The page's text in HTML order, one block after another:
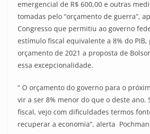
emergencial de R$ 600,00 e outras
tomadas pelo “orçamento de guerra”,
Congresso que permitiu ao governo
estímulo fiscal equivalente a 8% do
orçamento de 2021 a proposta de
essa excepcionalidade.
“ O orçamento do governo para o
vir a ser 8% menor do que o deste ano.
fiscal, vejo com dificuldades termos
recuperar a economia”, alerta